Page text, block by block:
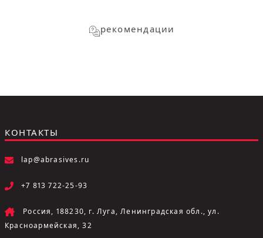
рекомендации
КОНТАКТЫ
lap@abrasives.ru
+7 813 722-25-93
Россия, 188230, г. Луга, Ленинградская обл., ул.
Красноармейская, 32